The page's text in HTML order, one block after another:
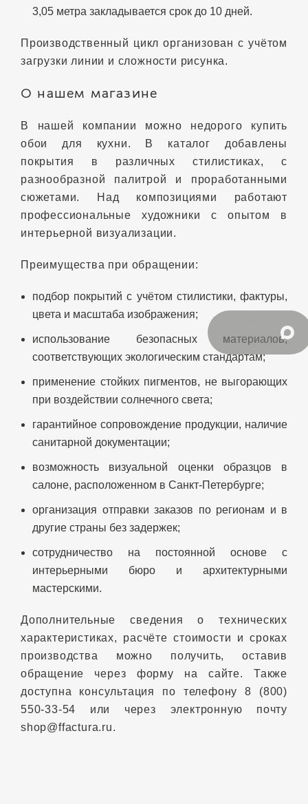
3,05 метра закладывается срок до 10 дней.
Производственный цикл организован с учётом
загрузки линии и сложности рисунка.
О нашем магазине
В нашей компании можно недорого купить
обои для кухни. В каталог добавлены
покрытия в различных стилистиках, с
разнообразной палитрой и проработанными
сюжетами. Над композициями работают
профессиональные художники с опытом в
интерьерной визуализации.
Преимущества при обращении:
подбор покрытий с учётом стилистики, фактуры,
цвета и масштаба изображения;
использование безопасных материалов,
соответствующих экологическим стандартам;
применение стойких пигментов, не выгорающих
при воздействии солнечного света;
гарантийное сопровождение продукции, наличие
санитарной документации;
возможность визуальной оценки образцов в
салоне, расположенном в Санкт-Петербурге;
организация отправки заказов по регионам и в
другие страны без задержек;
сотрудничество на постоянной основе с
интерьерными бюро и архитектурными
мастерскими.
Дополнительные сведения о технических
характеристиках, расчёте стоимости и сроках
производства можно получить, оставив
обращение через форму на сайте. Также
доступна консультация по телефону 8 (800)
550-33-54 или через электронную почту
shop@ffactura.ru.